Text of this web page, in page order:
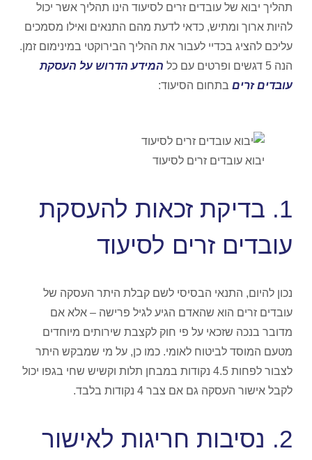
תהליך יבוא של עובדים זרים לסיעוד הינו תהליך אשר יכול
להיות ארוך ומתיש, כדאי לדעת מהם התנאים ואילו מסמכים
עליכם להציג בכדיי לעבור את ההליך הבירוקטי במינימום זמן.
הנה 5 דגשים ופרטים עם כל
המידע הדרוש על העסקת
עובדים זרים בתחום הסיעוד:
יבוא עובדים זרים לסיעוד
1. בדיקת זכאות להעסקת
עובדים זרים לסיעוד
נכון להיום, התנאי הבסיסי לשם קבלת היתר העסקה של
עובדים זרים הוא שהאדם הגיע לגיל פרישה – אלא אם
מדובר בנכה שזכאי על פי חוק לקצבת שירותים מיוחדים
מטעם המוסד לביטוח לאומי. כמו כן, על מי שמבקש היתר
לצבור לפחות 4.5 נקודות במבחן תלות וקשיש שחי בגפו יכול
לקבל אישור העסקה גם אם צבר 4 נקודות בלבד.
2. נסיבות חריגות לאישור